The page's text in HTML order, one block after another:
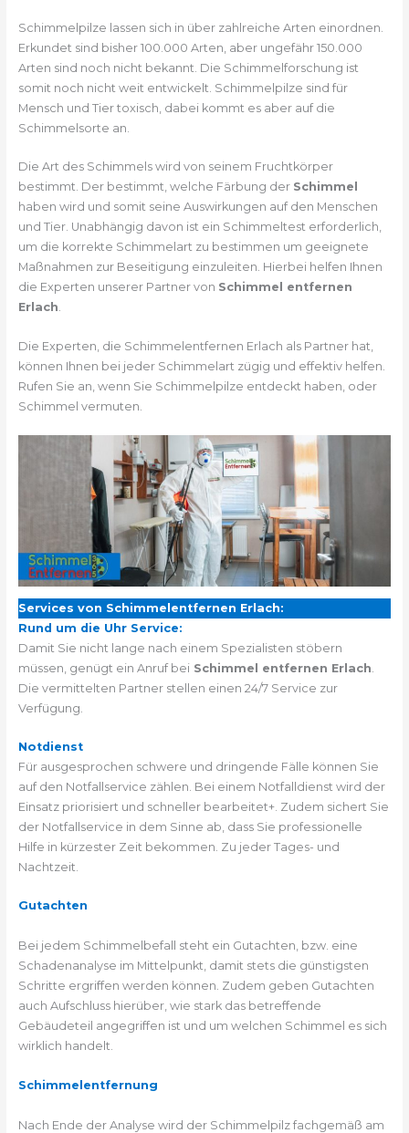
Schimmelpilze lassen sich in über zahlreiche Arten einordnen.
Erkundet sind bisher 100.000 Arten, aber ungefähr 150.000
Arten sind noch nicht bekannt. Die Schimmelforschung ist
somit noch nicht weit entwickelt. Schimmelpilze sind für
Mensch und Tier toxisch, dabei kommt es aber auf die
Schimmelsorte an.
Die Art des Schimmels wird von seinem Fruchtkörper
bestimmt. Der bestimmt, welche Färbung der Schimmel
haben wird und somit seine Auswirkungen auf den Menschen
und Tier. Unabhängig davon ist ein Schimmeltest erforderlich,
um die korrekte Schimmelart zu bestimmen um geeignete
Maßnahmen zur Beseitigung einzuleiten. Hierbei helfen Ihnen
die Experten unserer Partner von Schimmel entfernen
Erlach.
Die Experten, die Schimmelentfernen Erlach als Partner hat,
können Ihnen bei jeder Schimmelart zügig und effektiv helfen.
Rufen Sie an, wenn Sie Schimmelpilze entdeckt haben, oder
Schimmel vermuten.
Services von Schimmelentfernen Erlach:
Rund um die Uhr Service:
Damit Sie nicht lange nach einem Spezialisten stöbern
müssen, genügt ein Anruf bei Schimmel entfernen Erlach
Die vermittelten Partner stellen einen 24/7 Service zur
Verfügung.
Notdienst
Für ausgesprochen schwere und dringende Fälle können Sie
auf den Notfallservice zählen. Bei einem Notfalldienst wird der
Einsatz priorisiert und schneller bearbeitet+. Zudem sichert Sie
der Notfallservice in dem Sinne ab, dass Sie professionelle
Hilfe in kürzester Zeit bekommen. Zu jeder Tages- und
Nachtzeit.
Gutachten
Bei jedem Schimmelbefall steht ein Gutachten, bzw. eine
Schadenanalyse im Mittelpunkt, damit stets die günstigsten
Schritte ergriffen werden können. Zudem geben Gutachten
auch Aufschluss hierüber, wie stark das betreffende
Gebäudeteil angegriffen ist und um welchen Schimmel es sich
wirklich handelt.
Schimmelentfernung
Nach Ende der Analyse wird der Schimmelpilz fachgemäß am